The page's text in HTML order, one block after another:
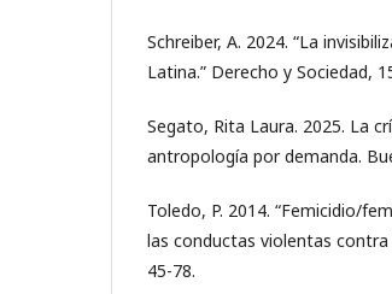
Schreiber, A. 2024. “La
Latina.” Derecho y Sociedad,
Segato, Rita Laura. 2025. La
antropología por demanda.
Toledo, P. 2014. “Femicidio/
las conductas violentas contra
45-78.